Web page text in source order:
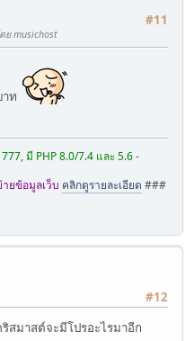
#11
ย musichost
ท
มี PHP 8.0/7.4 และ 5.6 -
ยข้อมูลเว็บ คลิกดูรายละเอียด ###
#12
สมาสต์จะมีโปรอะไรมาอีก